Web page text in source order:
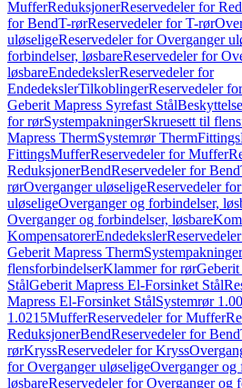
MufferReduksjonerReservedeler for
for BendT-rørReservedeler for T-rør
uløseligeReservedeler for Overganger
forbindelser, løsbareReservedeler for
løsbareEndedekslerReservedeler for
EndedekslerTilkoblingerReservedeler
Geberit Mapress Syrefast Stål
for rørSystempakningerSkruesett til
Mapress ThermSystemrør ThermFittings
FittingsMufferReservedeler for Muffer
ReduksjonerBendReservedeler for Bend
rørOverganger uløseligeReservedeler
uløseligeOverganger og forbindelser,
Overganger og forbindelser, løsbare
KompensatorerEndedeksler
Geberit Mapress ThermSystempakninger
flensforbindelserKlammer for rør
StålGeberit Mapress El-Forsinket Stål
Mapress El-Forsinket StålSystemrør
1.0215MufferReservedeler for Muffer
ReduksjonerBendReservedeler for Bend
rørKryssReservedeler for Kryss
for Overganger uløseligeOverganger og
løsbareReservedeler for Overganger og